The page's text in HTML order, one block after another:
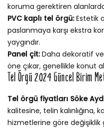
koruma gerektiren alanlarda
PVC kaplı tel örgü:Estetik
paslanmaya karşı ekstra
yaygındır.
Panel çit:Daha dekoratif ve
öne çıkar, genellikle konut
Tel Örgü 2024 Güncel Birim
Tel örgü fiyatları Söke
kalitesine, telin
hizmetlerine göre değişiklik